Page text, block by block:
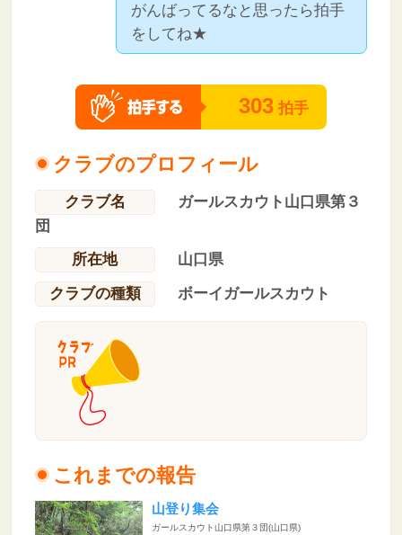
がんばってるなと思ったら拍手
をしてね★
303 拍手
クラブのプロフィール
クラブ名
ガールスカウト山口県第３
団
所在地
山口県
クラブの種類
ボーイガールスカウト
これまでの報告
山登り集会
ガールスカウト山口県第３団(山口県)